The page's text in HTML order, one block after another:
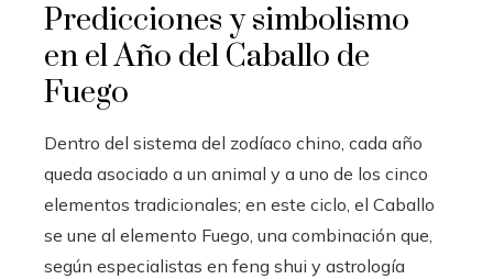
Predicciones y simbolismo
en el Año del Caballo de
Fuego
Dentro del sistema del zodíaco chino, cada año
queda asociado a un animal y a uno de los cinco
elementos tradicionales; en este ciclo, el Caballo
se une al elemento Fuego, una combinación que,
según especialistas en feng shui y astrología